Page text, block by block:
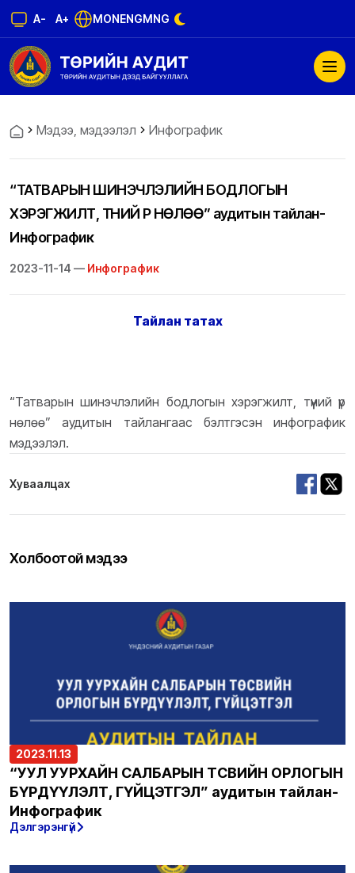
A- A+ MONENGMNG
Мэдээ, мэдээлэл Инфографик
“ТАТВАРЫН ШИНЭЧЛЭЛИЙН БОДЛОГЫН
ХЭРЭГЖИЛТ, ТҮҮНИЙ ҮР НӨЛӨӨ” аудитын тайлан-
Инфографик
2023-11-14 — Инфографик
Тайлан татах
“Татварын шинэчлэлийн бодлогын хэрэгжилт, түүний үр
нөлөө” аудитын тайлангаас бэлтгэсэн инфографик
мэдээлэл.
Хуваалцах
Холбоотой мэдээ
2023.11.13
“УУЛ УУРХАЙН САЛБАРЫН ТӨСВИЙН ОРЛОГЫН
БҮРДҮҮЛЭЛТ, ГҮЙЦЭТГЭЛ” аудитын тайлан-
Инфографик
Дэлгэрэнгүй